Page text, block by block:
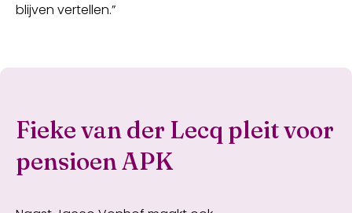
blijven vertellen.”
Fieke van der Lecq pleit voor
pensioen APK